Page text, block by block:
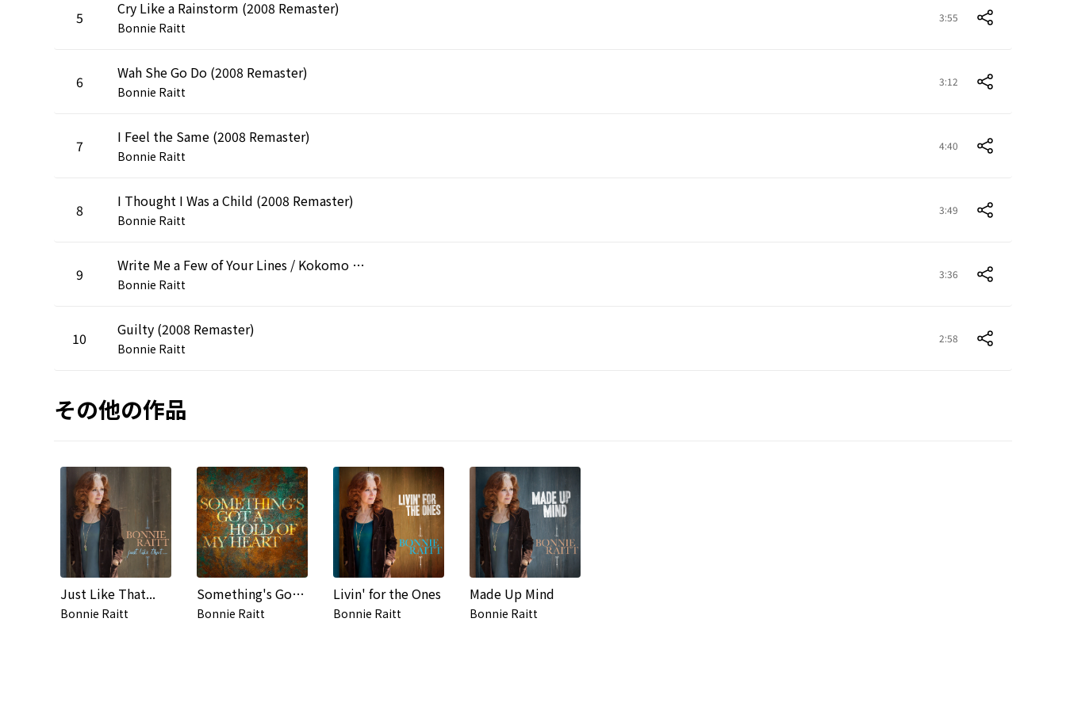
5 Cry Like a Rainstorm (2008 Remaster)
Bonnie Raitt
3:55
6 Wah She Go Do (2008 Remaster)
Bonnie Raitt
3:12
7 I Feel the Same (2008 Remaster)
Bonnie Raitt
4:40
8 I Thought I Was a Child (2008 Remaster)
Bonnie Raitt
3:49
9 Write Me a Few of Your Lines / Kokomo Blues (2008 Remaster)
Bonnie Raitt
3:36
10 Guilty (2008 Remaster)
Bonnie Raitt
2:58
その他の作品
Just Like That...
Bonnie Raitt
Something's Got a Hold of My Heart
Bonnie Raitt
Livin' for the Ones
Bonnie Raitt
Made Up Mind
Bonnie Raitt